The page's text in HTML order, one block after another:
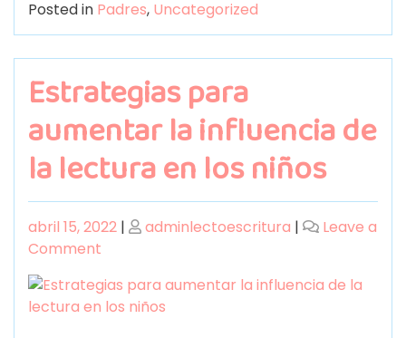
Posted in Padres, Uncategorized
Estrategias para
aumentar la influencia de
la lectura en los niños
abril 15, 2022 | adminlectoescritura |
Leave a
Comment